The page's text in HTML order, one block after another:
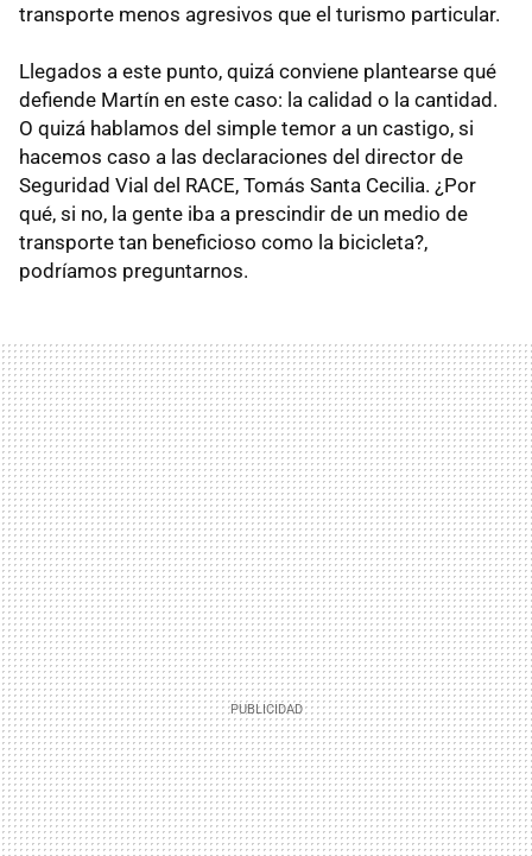
transporte menos agresivos que el turismo particular.
Llegados a este punto, quizá conviene plantearse qué
defiende Martín en este caso: la calidad o la cantidad.
O quizá hablamos del simple temor a un castigo, si
hacemos caso a las declaraciones del director de
Seguridad Vial del RACE, Tomás Santa Cecilia. ¿Por
qué, si no, la gente iba a prescindir de un medio de
transporte tan beneficioso como la bicicleta?,
podríamos preguntarnos.